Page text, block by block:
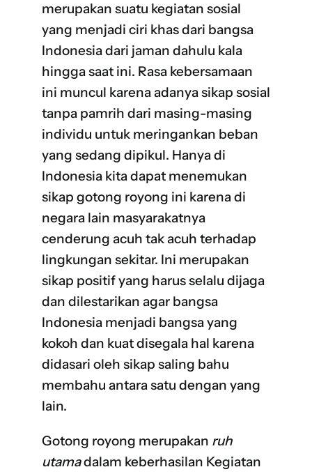
merupakan suatu kegiatan sosial
yang menjadi ciri khas dari bangsa
Indonesia dari jaman dahulu kala
hingga saat ini. Rasa kebersamaan
ini muncul karena adanya sikap sosial
tanpa pamrih dari masing-masing
individu untuk meringankan beban
yang sedang dipikul. Hanya di
Indonesia kita dapat menemukan
sikap gotong royong ini karena di
negara lain masyarakatnya
cenderung acuh tak acuh terhadap
lingkungan sekitar. Ini merupakan
sikap positif yang harus selalu dijaga
dan dilestarikan agar bangsa
Indonesia menjadi bangsa yang
kokoh dan kuat disegala hal karena
didasari oleh sikap saling bahu
membahu antara satu dengan yang
lain.
Gotong royong merupakan ruh
utamadalam keberhasilan Kegiatan